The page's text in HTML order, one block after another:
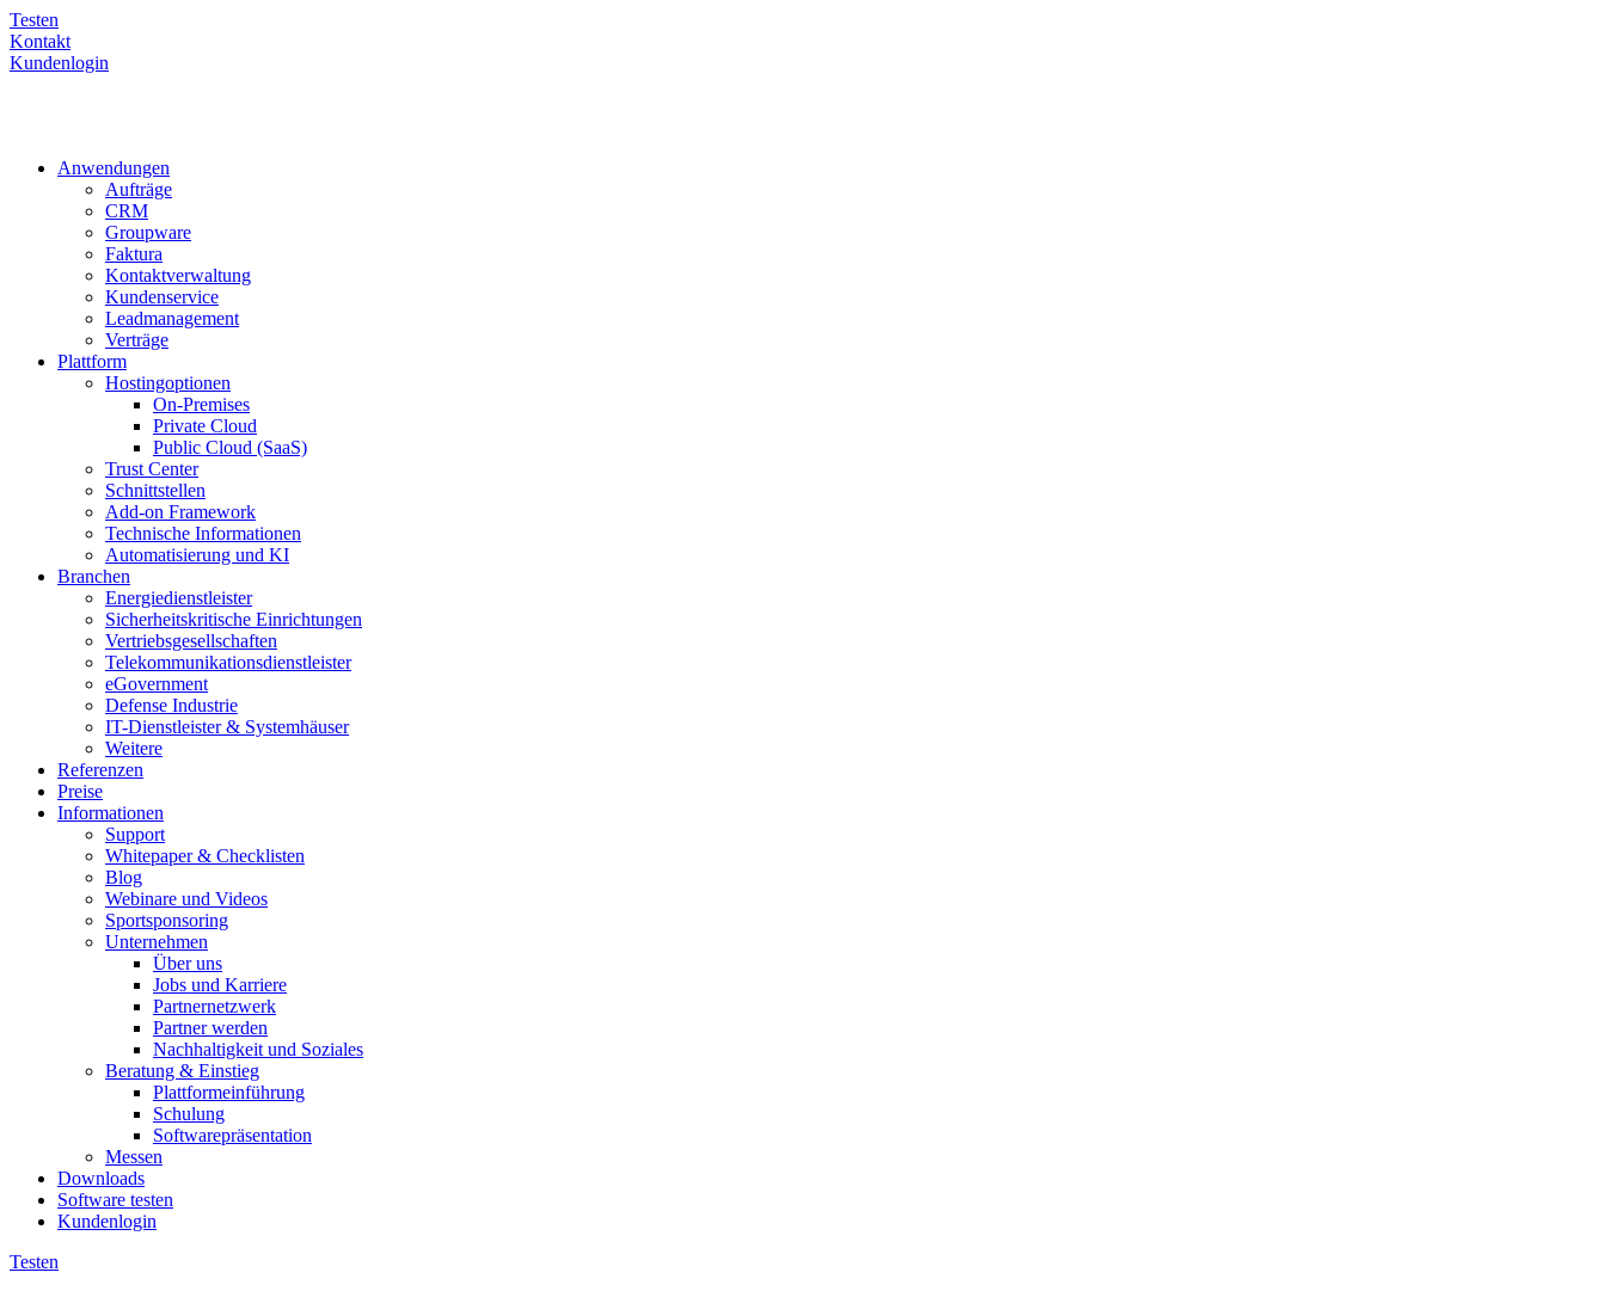
Testen
Kontakt
Kundenlogin
Anwendungen
Aufträge
CRM
Groupware
Faktura
Kontaktverwaltung
Kundenservice
Leadmanagement
Verträge
Plattform
Hostingoptionen
On-Premises
Private Cloud
Public Cloud (SaaS)
Trust Center
Schnittstellen
Add-on Framework
Technische Informationen
Automatisierung und KI
Branchen
Energiedienstleister
Sicherheitskritische Einrichtungen
Vertriebsgesellschaften
Telekommunikationsdienstleister
eGovernment
Defense Industrie
IT-Dienstleister & Systemhäuser
Weitere
Referenzen
Preise
Informationen
Support
Whitepaper & Checklisten
Blog
Webinare und Videos
Sportsponsoring
Unternehmen
Über uns
Jobs und Karriere
Partnernetzwerk
Partner werden
Nachhaltigkeit und Soziales
Beratung & Einstieg
Plattformeinführung
Schulung
Softwarepräsentation
Messen
Downloads
Software testen
Kundenlogin
Testen